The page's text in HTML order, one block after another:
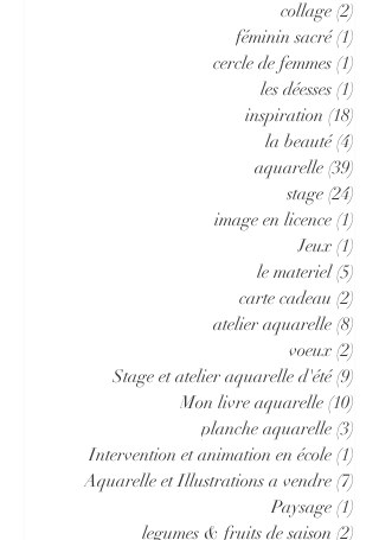
collage (2)
féminin sacré (1)
cercle de femmes (1)
les déesses (1)
inspiration (18)
la beauté (4)
aquarelle (39)
stage (24)
image en licence (1)
Jeux (1)
le materiel (5)
carte cadeau (2)
atelier aquarelle (8)
voeux (2)
Stage et atelier aquarelle d'été (9)
Mon livre aquarelle (10)
planche aquarelle (3)
Intervention et animation en école (1)
Aquarelle et Illustrations a vendre (7)
Paysage (1)
legumes & fruits de saison (2)